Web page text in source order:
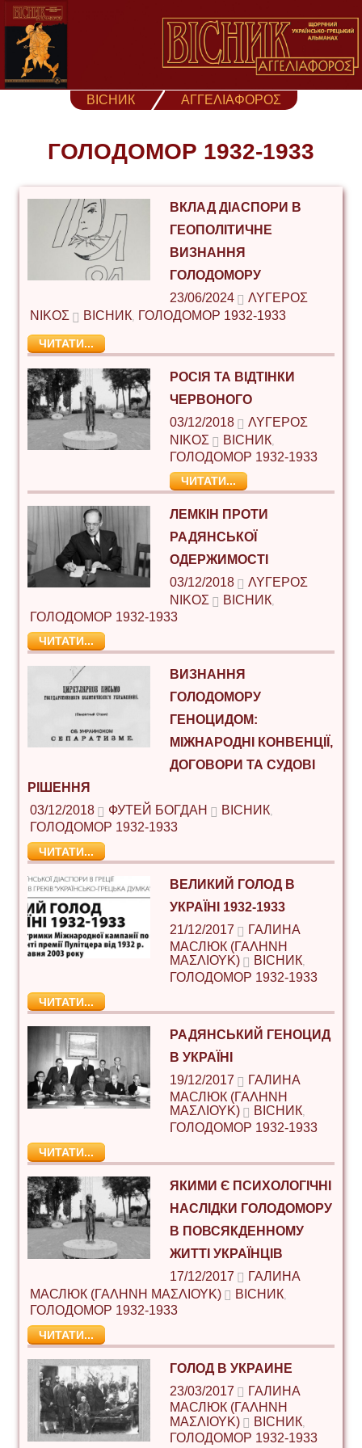
Skip
content
ВІСНИК ΑΓΓΕΛΙΑΦΟΡΟΣ
ГОЛОДОМОР 1932-1933
ВКЛАД ДІАСПОРИ В
ГЕОПОЛІТИЧНЕ
ВИЗНАННЯ
ГОЛОДОМОРУ
23/06/2024
ΛΥΓΕΡΌΣ
ΝΊΚΟΣ
ВІСНИК, ГОЛОДОМОР 1932-1933
ЧИТАТИ...
РОСІЯ ТА ВІДТІНКИ
ЧЕРВОНОГО
03/12/2018
ΛΥΓΕΡΌΣ
ΝΊΚΟΣ
ВІСНИК,
ГОЛОДОМОР 1932-1933
ЧИТАТИ...
ЛЕМКІН ПРОТИ
РАДЯНСЬКОЇ
ОДЕРЖИМОСТІ
03/12/2018
ΛΥΓΕΡΌΣ
ΝΊΚΟΣ
ВІСНИК,
ГОЛОДОМОР 1932-1933
ЧИТАТИ...
ВИЗНАННЯ
ГОЛОДОМОРУ
ГЕНОЦИДОМ:
МІЖНАРОДНІ КОНВЕНЦІЇ,
ДОГОВОРИ ТА СУДОВІ
РІШЕННЯ
03/12/2018
ФУТЕЙ БОГДАН ВІСНИК,
ГОЛОДОМОР 1932-1933
ЧИТАТИ...
ВЕЛИКИЙ ГОЛОД В
УКРАЇНІ 1932-1933
21/12/2017
ГАЛИНА
МАСЛЮК (ΓΑΛΉΝΗ
ΜΑΣΛΙΟΎΚ)
ВІСНИК,
ГОЛОДОМОР 1932-1933
ЧИТАТИ...
РАДЯНСЬКИЙ ГЕНОЦИД
В УКРАЇНІ
19/12/2017
ГАЛИНА
МАСЛЮК (ΓΑΛΉΝΗ
ΜΑΣΛΙΟΎΚ)
ВІСНИК,
ГОЛОДОМОР 1932-1933
ЧИТАТИ...
ЯКИМИ Є ПСИХОЛОГІЧНІ
НАСЛІДКИ ГОЛОДОМОРУ
В ПОВСЯКДЕННОМУ
ЖИТТІ УКРАЇНЦІВ
17/12/2017
ГАЛИНА
МАСЛЮК (ΓΑΛΉΝΗ ΜΑΣΛΙΟΎΚ)
ВІСНИК,
ГОЛОДОМОР 1932-1933
ЧИТАТИ...
ГОЛОД В УКРАИНЕ
23/03/2017
ГАЛИНА
МАСЛЮК (ΓΑΛΉΝΗ
ΜΑΣΛΙΟΎΚ)
ВІСНИК
ГОЛОДОМОР 1932-1933